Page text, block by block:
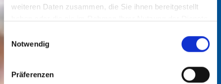
weiteren Daten zusammen, die Sie ihnen bereitgestellt
Einwilligungsauswahl
Notwendig
Präferenzen